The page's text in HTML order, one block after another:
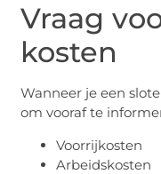
Vraag
kosten
Wanneer je een
om vooraf te
Voorrijkosten
Arbeidskosten